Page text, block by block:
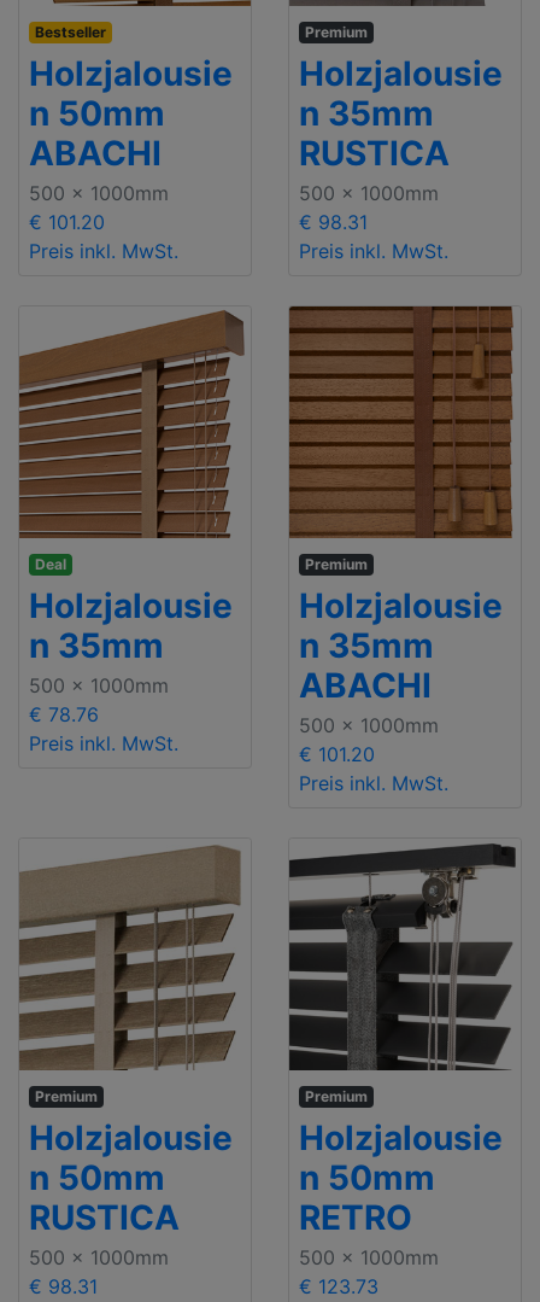
Bestseller
Holzjalousie
n 50mm
ABACHI
500 x 1000mm
€ 101.20
Preis inkl. MwSt.
Premium
Holzjalousie
n 35mm
RUSTICA
500 x 1000mm
€ 98.31
Preis inkl. MwSt.
Deal
Holzjalousie
n 35mm
500 x 1000mm
€ 78.76
Preis inkl. MwSt.
Premium
Holzjalousie
n 35mm
ABACHI
500 x 1000mm
€ 101.20
Preis inkl. MwSt.
Premium
Holzjalousie
n 50mm
RUSTICA
500 x 1000mm
€ 98.31
Premium
Holzjalousie
n 50mm
RETRO
500 x 1000mm
€ 123.73